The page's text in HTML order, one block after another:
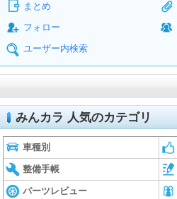
まとめ
フォロー
ユーザー内検索
みんカラ 人気のカテゴリ
車種別
整備手帳
パーツレビュー